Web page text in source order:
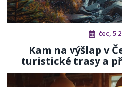
čec, 5
Kam na výšlap v
turistické trasy a